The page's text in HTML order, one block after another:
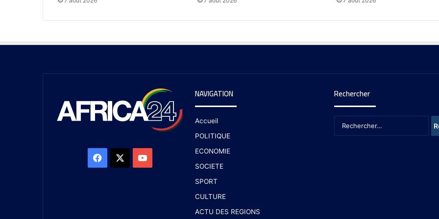
NAVIGATION
Accueil
POLITIQUE
ECONOMIE
SOCIETE
SPORT
CULTURE
ACTU DES REGIONS
Rechercher